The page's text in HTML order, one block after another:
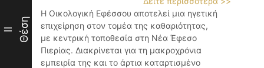
II Θέση
Η Οικολογική Εφέσσου αποτελεί μια ηγετική
επιχείρηση στον τομέα της καθαριότητας,
με κεντρική τοποθεσία στη Νέα Έφεσο
Πιερίας. Διακρίνεται για τη μακροχρόνια
εμπειρία της και το άρτια καταρτισμένο